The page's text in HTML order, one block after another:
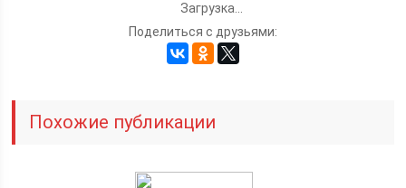
Загрузка...
Поделиться с друзьями:
Похожие публикации